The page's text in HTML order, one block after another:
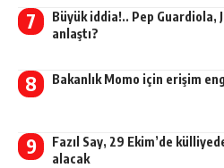
Büyük iddia!.. Pep Guardiola,
anlaştı?
Bakanlık Momo için erişim
Fazıl Say, 29 Ekim’de
alacak